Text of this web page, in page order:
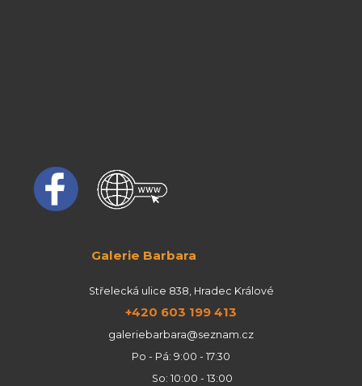
Galerie Barbara
Střelecká ulice 838, Hradec Králové
+420 603 199 413
galeriebarbara@seznam.cz
Po - Pá: 9:00 - 17:30
So: 10:00 - 13:00